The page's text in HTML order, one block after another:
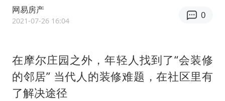
国足U17与阿森纳决赛取消 并列冠军
王艺迪2-4不敌张本美和止步4强
上门女婿出轨女邻居多年被判重婚罪
网易房产
2021-07-26 16:04
0
在摩尔庄园之外，年轻人找到了“会装修
的邻居” 当代人的装修难题，在社区里有
了解决途径